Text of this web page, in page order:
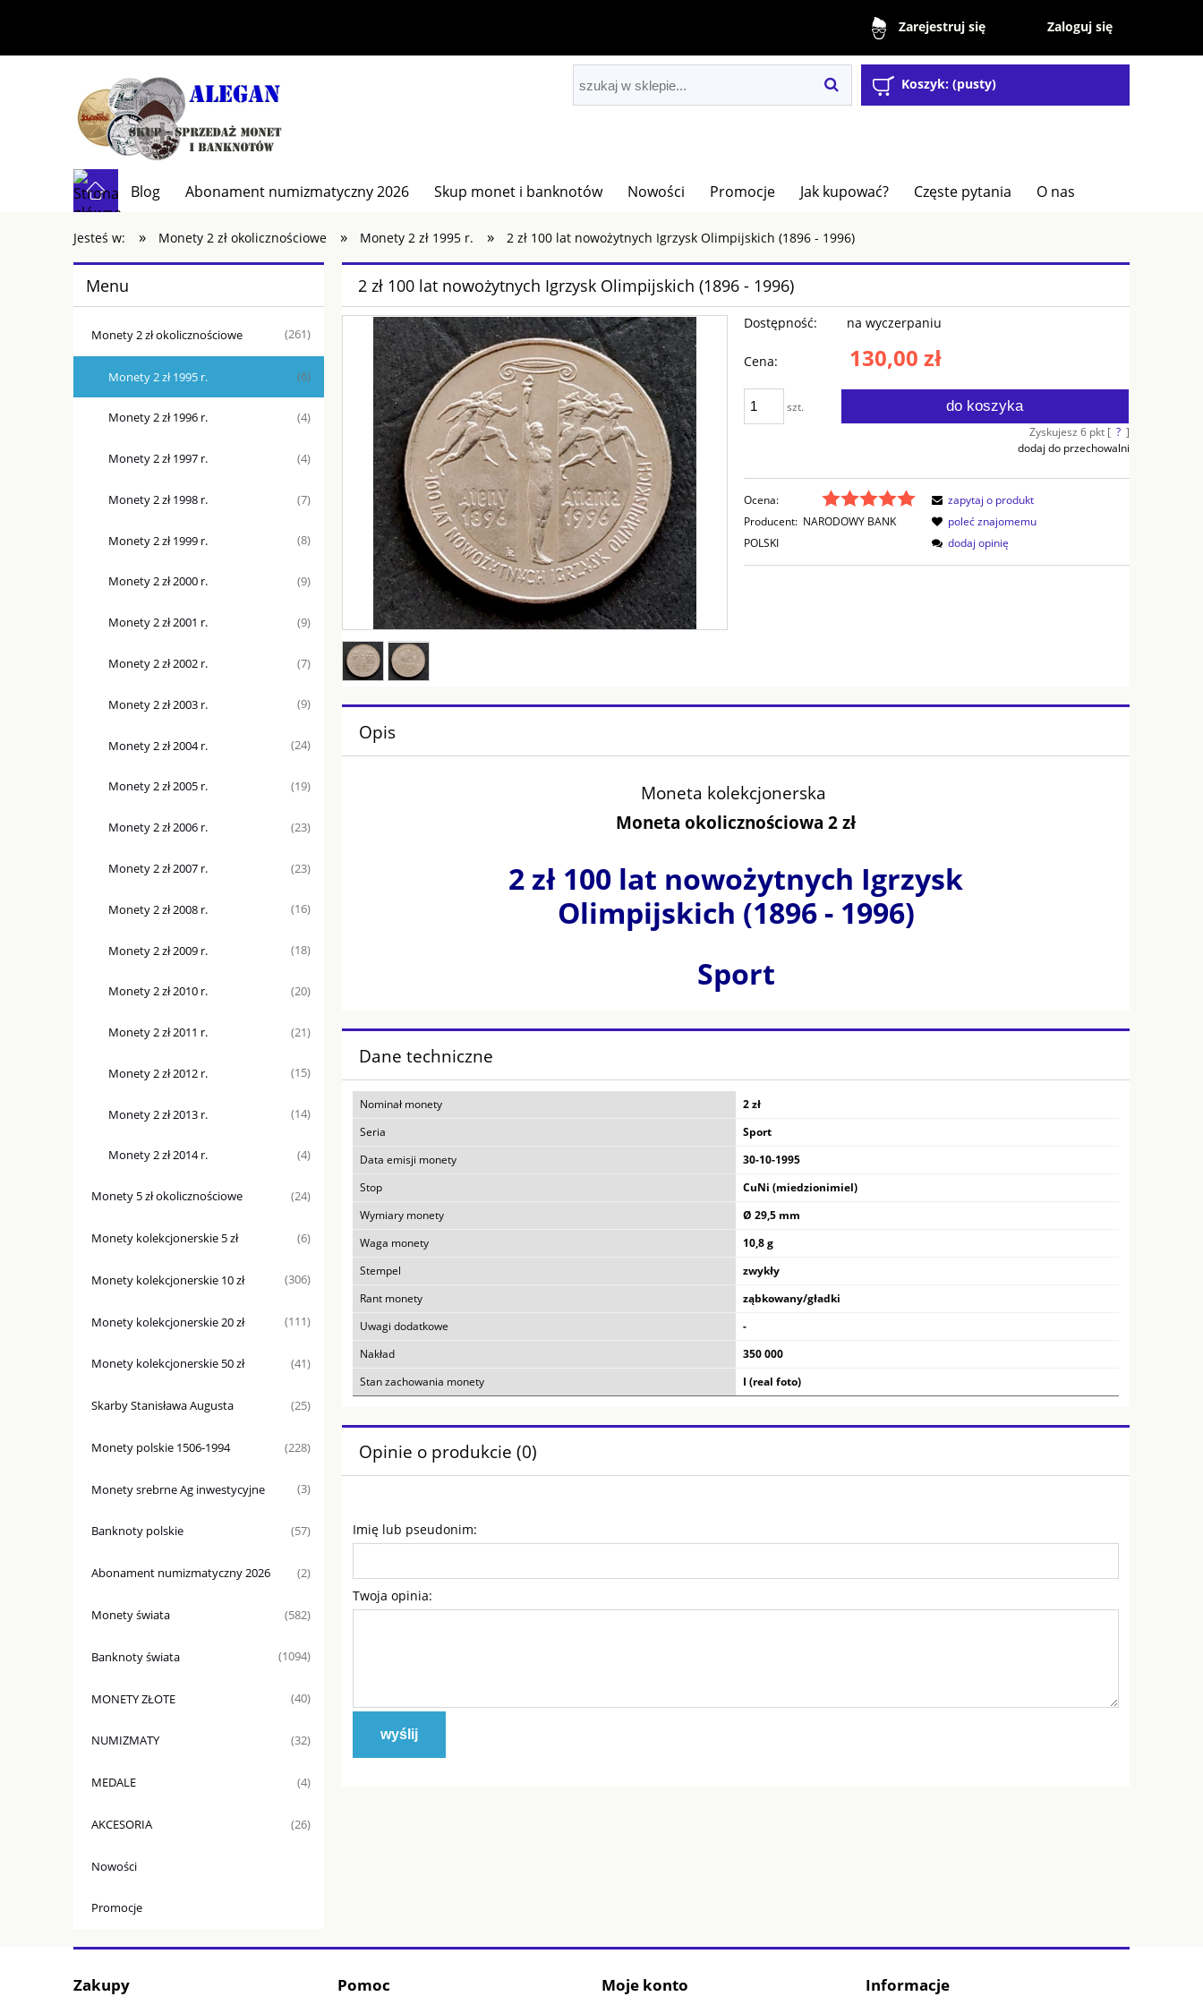
Zarejestruj się Zaloguj się
Koszyk: (pusty)
Blog Abonament numizmatyczny 2026 Skup monet i banknotów Nowości Promocje Jak kupować? Częste pytania O nas
Kontakt
Jesteś w: » Monety 2 zł okolicznościowe » Monety 2 zł 1995 r. » 2 zł 100 lat nowożytnych Igrzysk Olimpijskich (1896 - 1996)
Menu
Monety 2 zł okolicznościowe (261)
Monety 2 zł 1995 r. (6)
Monety 2 zł 1996 r. (4)
Monety 2 zł 1997 r. (4)
Monety 2 zł 1998 r. (7)
Monety 2 zł 1999 r. (8)
Monety 2 zł 2000 r. (9)
Monety 2 zł 2001 r. (9)
Monety 2 zł 2002 r. (7)
Monety 2 zł 2003 r. (9)
Monety 2 zł 2004 r. (24)
Monety 2 zł 2005 r. (19)
Monety 2 zł 2006 r. (23)
Monety 2 zł 2007 r. (23)
Monety 2 zł 2008 r. (16)
Monety 2 zł 2009 r. (18)
Monety 2 zł 2010 r. (20)
Monety 2 zł 2011 r. (21)
Monety 2 zł 2012 r. (15)
Monety 2 zł 2013 r. (14)
Monety 2 zł 2014 r. (4)
Monety 5 zł okolicznościowe (24)
Monety kolekcjonerskie 5 zł (6)
Monety kolekcjonerskie 10 zł (306)
Monety kolekcjonerskie 20 zł (111)
Monety kolekcjonerskie 50 zł (41)
Skarby Stanisława Augusta (25)
Monety polskie 1506-1994 (228)
Monety srebrne Ag inwestycyjne (3)
Banknoty polskie (57)
Abonament numizmatyczny 2026 (2)
Monety świata (582)
Banknoty świata (1094)
MONETY ZŁOTE (40)
NUMIZMATY (32)
MEDALE (4)
AKCESORIA (26)
Nowości
Promocje
2 zł 100 lat nowożytnych Igrzysk Olimpijskich (1896 - 1996)
Dostępność: na wyczerpaniu
Cena: 130,00 zł
szt. do koszyka
Zyskujesz 6pkt [ ? ]
dodaj do przechowalni
Ocena:
Producent: NARODOWY BANK
POLSKI
zapytaj o produkt
poleć znajomemu
dodaj opinię
Opis
Moneta kolekcjonerska
Moneta okolicznościowa 2 zł
2 zł 100 lat nowożytnych Igrzysk
Olimpijskich (1896 - 1996)
Sport
Dane techniczne
Nominał monety
2 zł
Seria
Sport
Data emisji monety
30-10-1995
Stop
CuNi (miedzionimiel)
Wymiary monety
Ø 29,5 mm
Waga monety
10,8 g
Stempel
zwykły
Rant monety
ząbkowany/gładki
Uwagi dodatkowe
-
Nakład
350 000
Stan zachowania monety
I (real foto)
Opinie o produkcie (0)
Imię lub pseudonim:
Twoja opinia:
wyślij
Zakupy Pomoc Moje konto Informacje